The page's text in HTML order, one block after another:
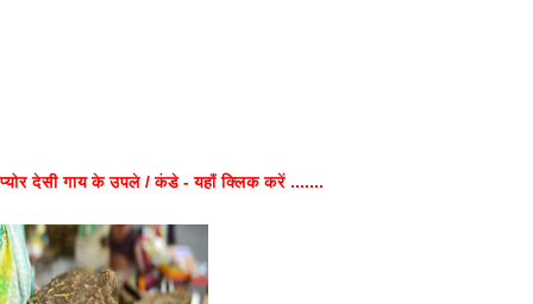
प्योर देसी गाय के उपले / कंडे - यहाँ क्लिक करें .......